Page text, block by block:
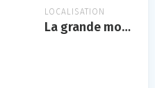
LOCALISATION
La grande motte